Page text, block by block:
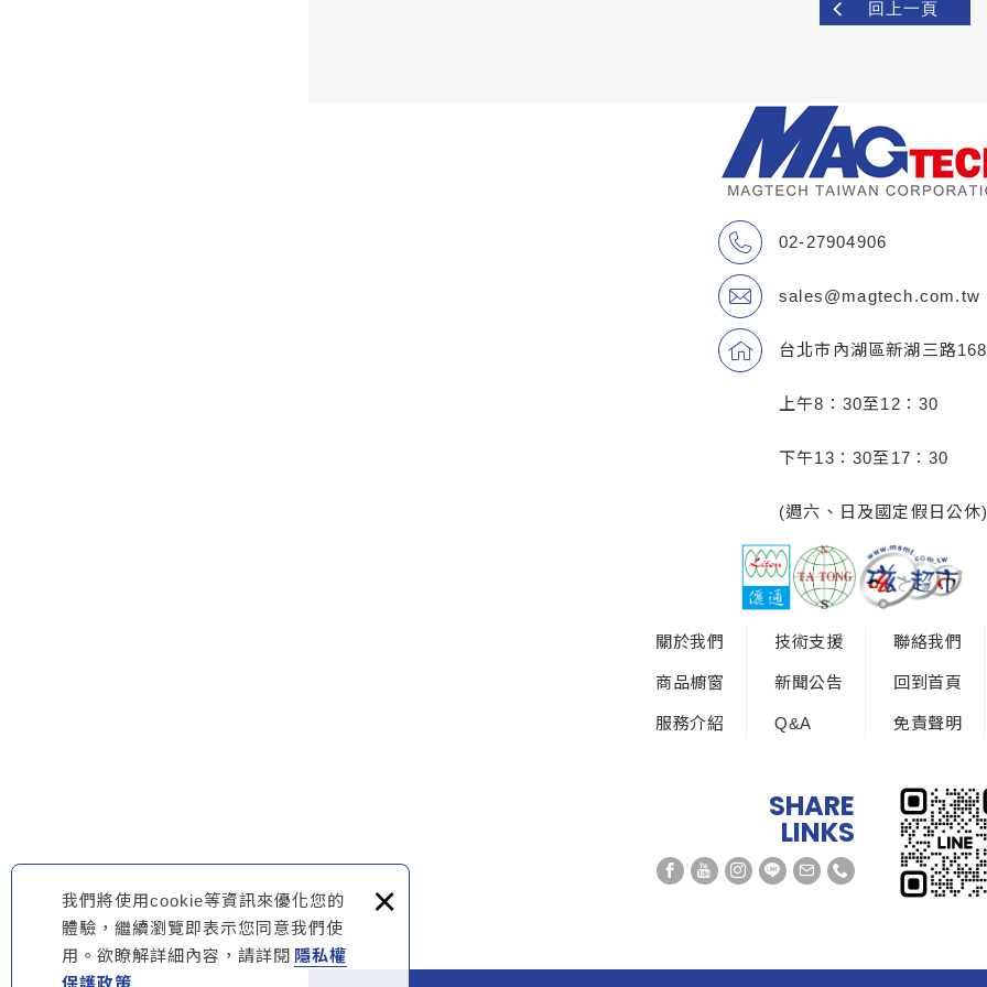
我們將使用cookie等資訊來優化您的
體驗，繼續瀏覽即表示您同意我們使
用。欲瞭解詳細內容，請詳閱 隱私權
保護政策
×
回上一頁
02-27904906
sales@magtech.com.tw
台北市內湖區新湖三路
上午8：30至12：30
下午13：30至17：30
(週六、日及國定假日公休
關於我們
商品櫥窗
服務介紹
技術支援
新聞公告
Q&A
聯絡我們
回到首頁
免責聲明
SHARE
LINKS